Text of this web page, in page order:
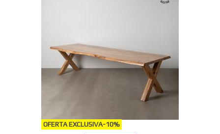
OFERTA EXCLUSIVA-10%